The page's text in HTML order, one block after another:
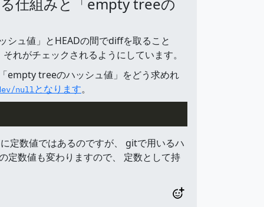
仕組みと「empty treeの
シュ値」とHEADの間でdiffを取ること
れがチェックされるようにしています。
empty treeのハッシュ値」をどう求めれ
nullとなります。
定数値ではあるのですが、 gitで用いるハ
定数値も変わりますので、 定数として持